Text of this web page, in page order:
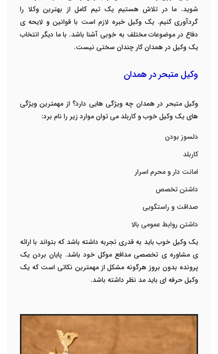
شوید. ما در تلاش هستیم یک تیم کامل از بهترین وکلا را
گردآوری کنیم. یک وکیل خبره لازم است با قوانین و لایحه ی
دفاع در موضوعات مختلف به خوبی آشنا باشد. با ما دیگر انتخاب
یک وکیل در همدان کار چندان سختی نیست.
وکیل متبحر در همدان
وکیل متبحر در همدان چه ویژگی هایی دارد؟ از مهمترین ویژگی
های یک وکیل خوب و کاربلد می توان موارد زیر را نام برد:
دلسوز بودن
کاربلد
امانت دار و محرم اسرار
داشتن تخصص
صداقت و راستگویی
داشتن روابط عمومی بالا
یک وکیل خوب باید به قدری تجربه داشته باشد که بتواند با ارائه
ی مشاوره ی تخصصی مدافع موکل خود باشد. پایان بردن یک
پرونده بدون بروز هرگونه مشکل از مهمترین نکاتی است که یک
وکیل حرفه ای باید مد نظر داشته باشد.